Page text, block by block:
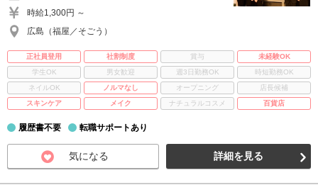
時給1,300円 ～
広島（福屋／そごう）
正社員登用 社割制度 賞与
未経験OK
学生OK
男女歓迎 週3日勤務OK
時短勤務OK
ネイルOK
ノルマなし オープニング
店長候補
スキンケア
メイク ナチュラルコスメ 百貨店
履歴書不要 転職サポートあり
気になる 詳細を見る